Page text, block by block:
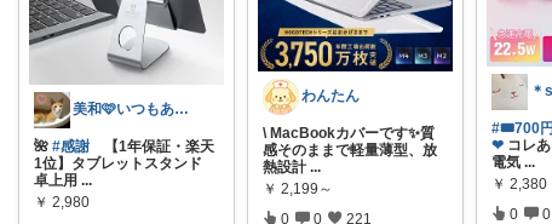
美和🩷いつもありがとう
🌺 #感謝 【1年保証・楽天
1位】タブレットスタンド
卓上用 ...
￥ 2,980
わんたん
\ MacBookカバーです✨質
感そのままで軽量薄型、放
熱設計 ...
￥ 2,199～
0 0 221
#🎟700円
❤︎ コレ
電気 ...
￥ 2,380
0 0